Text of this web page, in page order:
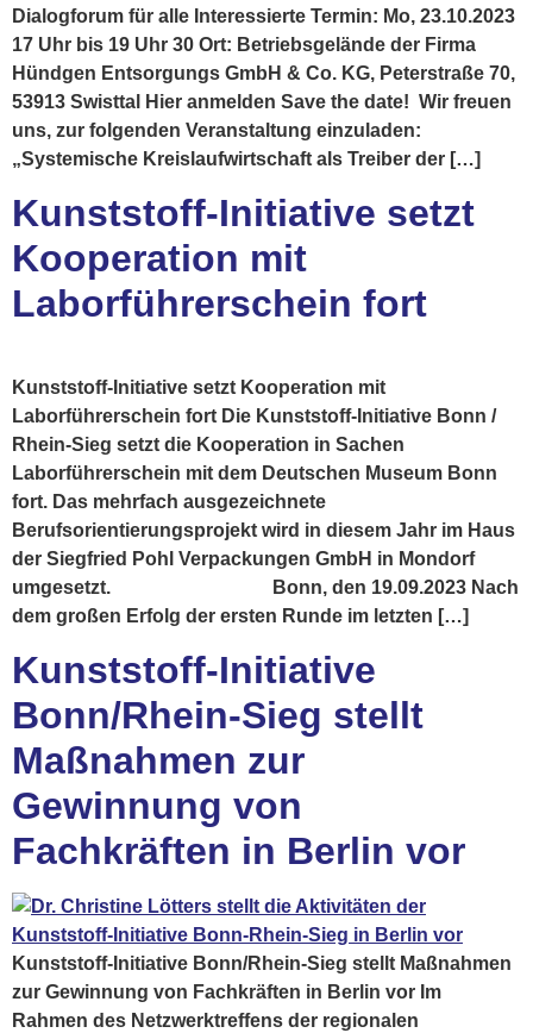
Dialogforum für alle Interessierte Termin: Mo, 23.10.2023
17 Uhr bis 19 Uhr 30 Ort: Betriebsgelände der Firma
Hündgen Entsorgungs GmbH & Co. KG, Peterstraße 70,
53913 Swisttal Hier anmelden Save the date! Wir freuen
uns, zur folgenden Veranstaltung einzuladen:
„Systemische Kreislaufwirtschaft als Treiber der […]
Kunststoff-Initiative setzt
Kooperation mit
Laborführerschein fort
Kunststoff-Initiative setzt Kooperation mit
Laborführerschein fort Die Kunststoff-Initiative Bonn /
Rhein-Sieg setzt die Kooperation in Sachen
Laborführerschein mit dem Deutschen Museum Bonn
fort. Das mehrfach ausgezeichnete
Berufsorientierungsprojekt wird in diesem Jahr im Haus
der Siegfried Pohl Verpackungen GmbH in Mondorf
umgesetzt. Bonn, den 19.09.2023 Nach
dem großen Erfolg der ersten Runde im letzten […]
Kunststoff-Initiative
Bonn/Rhein-Sieg stellt
Maßnahmen zur
Gewinnung von
Fachkräften in Berlin vor
Kunststoff-Initiative Bonn/Rhein-Sieg stellt Maßnahmen
zur Gewinnung von Fachkräften in Berlin vor Im
Rahmen des Netzwerktreffens der regionalen